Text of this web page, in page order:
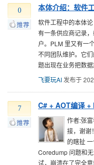
0 本体介绍：软件
软件工程中的本体
有一条供应商记录
户。PLM 里又有一
不同团队维护。它
题出现在业务把数
飞要玩AI 发布于
7 C# + AOT编译
作者:张
接，谢谢
的瞎扯
Coredump 问题和
试，崩溃在了完全